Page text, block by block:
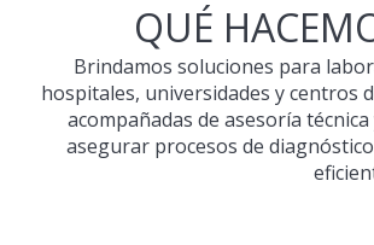
QUÉ
Brindamos soluciones para
hospitales, universidades y centros
acompañadas de asesoría
asegurar procesos de